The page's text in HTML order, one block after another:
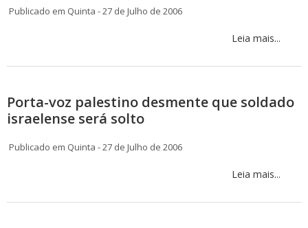
Publicado em Quinta - 27 de Julho de 2006
Leia mais...
Porta-voz palestino desmente que soldado
israelense será solto
Publicado em Quinta - 27 de Julho de 2006
Leia mais...